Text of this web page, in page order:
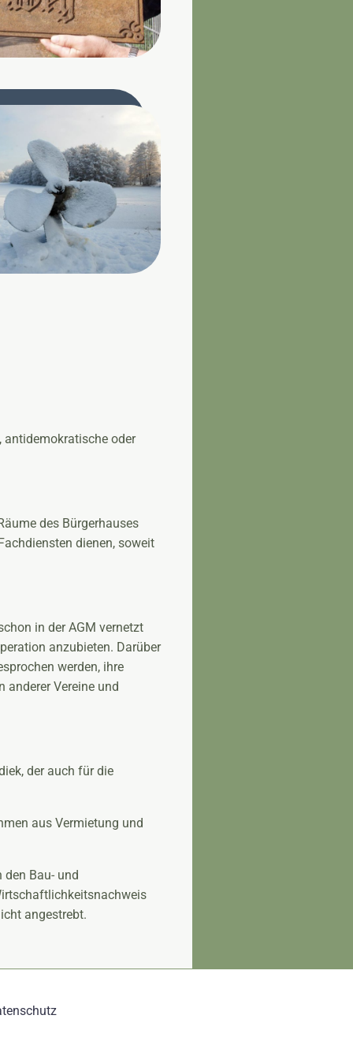
antidemokratische oder
des Bürgerhauses
dienen, soweit
in der AGM vernetzt
anzubieten. Darüber
werden, ihre
anderer Vereine und
der auch für die
aus Vermietung und
den Bau- und
angestrebt.